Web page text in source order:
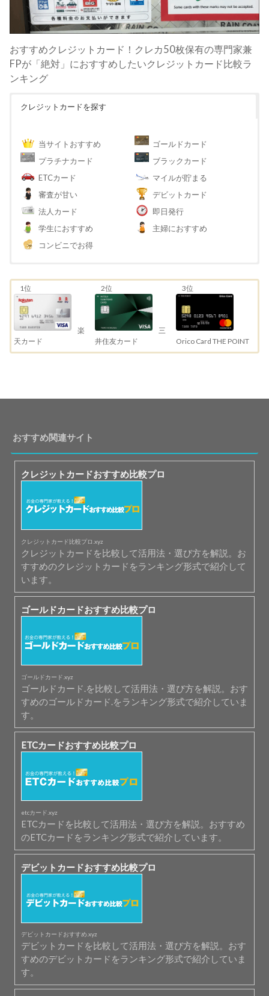
おすすめクレジットカード！クレカ50枚保有の専門家兼
FPが「絶対」におすすめしたいクレジットカード比較ラ
ンキング
クレジットカードを探す
当サイトおすすめ
ゴールドカード
プラチナカード
ブラックカード
ETCカード
マイルが貯まる
審査が甘い
デビットカード
法人カード
即日発行
学生におすすめ
主婦におすすめ
コンビニでお得
1位
楽
天カード
2位
三
井住友カード
3位
Orico Card THE POINT
おすすめ関連サイト
クレジットカードおすすめ比較プロ
クレジットカード比較プロ.xyz
クレジットカードを比較して活用法・選び方を解説。お
すすめのクレジットカードをランキング形式で紹介して
います。
ゴールドカードおすすめ比較プロ
ゴールドカード.xyz
ゴールドカード.を比較して活用法・選び方を解説。おす
すめのゴールドカード.をランキング形式で紹介していま
す。
ETCカードおすすめ比較プロ
etcカード.xyz
ETCカードを比較して活用法・選び方を解説。おすすめ
のETCカードをランキング形式で紹介しています。
デビットカードおすすめ比較プロ
デビットカードおすすめ.xyz
デビットカードを比較して活用法・選び方を解説。おす
すめのデビットカードをランキング形式で紹介していま
す。